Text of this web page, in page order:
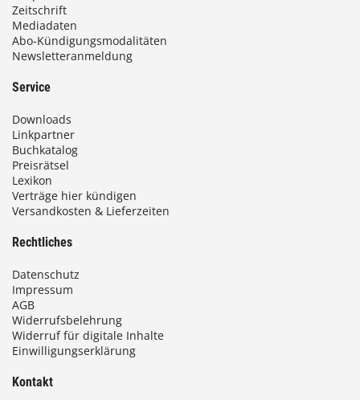
Zeitschrift
Mediadaten
Abo-Kündigungsmodalitäten
Newsletteranmeldung
Service
Downloads
Linkpartner
Buchkatalog
Preisrätsel
Lexikon
Verträge hier kündigen
Versandkosten & Lieferzeiten
Rechtliches
Datenschutz
Impressum
AGB
Widerrufsbelehrung
Widerruf für digitale Inhalte
Einwilligungserklärung
Kontakt